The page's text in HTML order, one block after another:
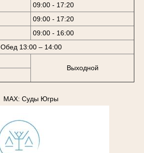
09:00 - 17:20
09:00 - 17:20
09:00 - 16:00
Обед 13:00 – 14:00
Выходной
MAX: Суды Югры